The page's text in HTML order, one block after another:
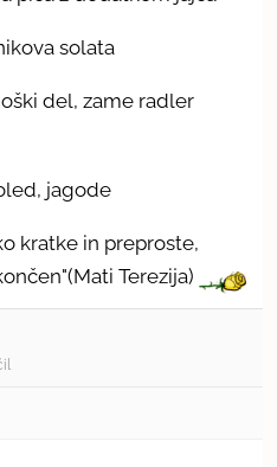
solata
del, zame radler
kratke in preproste,
Terezija)